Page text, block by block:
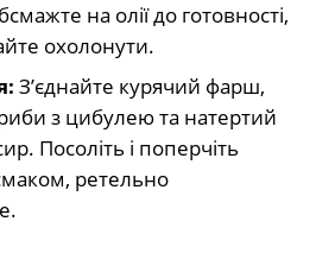
на олії до готовності,
охолонути.
З’єднайте курячий фарш,
з цибулею та натертий
Посоліть і поперчіть
ретельно